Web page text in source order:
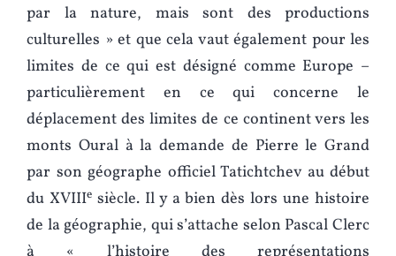
par la nature, mais sont des productions
culturelles » et que cela vaut également pour les
limites de ce qui est désigné comme Europe –
particulièrement en ce qui concerne le
déplacement des limites de ce continent vers les
monts Oural à la demande de Pierre le Grand
par son géographe officiel Tatichtchev au début
du XVIIIesiècle. Il y a bien dès lors une histoire
de la géographie, qui s’attache selon Pascal Clerc